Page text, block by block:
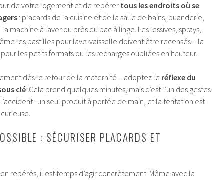
de votre logement et de repérer tous les endroits où se
: placards de la cuisine et de la salle de bains, buanderie,
machine à laver ou près du bac à linge. Les lessives, sprays,
les pastilles pour lave-vaisselle doivent être recensés – la
les petits formats ou les recharges oubliées en hauteur.
dès le retour de la maternité – adoptez le réflexe du
clé. Cela prend quelques minutes, mais c’est l’un des gestes
: un seul produit à portée de main, et la tentation est
: SÉCURISER PLACARDS ET
repérés, il est temps d’agir concrètement. Même avec la